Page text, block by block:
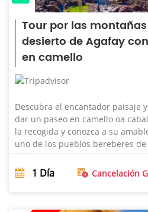
Tour por las
desierto de Agafay
en camello
Descubra el encantador paisaje
dar un paseo en camello oa
la recogida y conozca a su
uno de los pueblos bereberes
viaja p ...
1 Día Cancelación